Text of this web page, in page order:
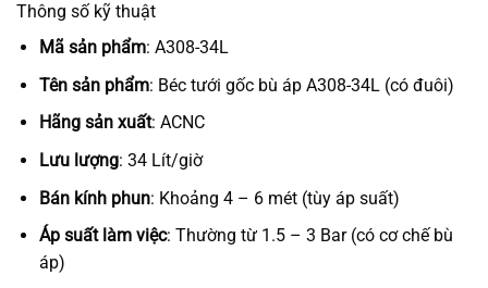
Thông số kỹ thuật
Mã sản phẩm: A308-34L
Tên sản phẩm: Béc tưới gốc bù áp A308-34L (có đuôi)
Hãng sản xuất: ACNC
Lưu lượng: 34 Lít/giờ
Bán kính phun: Khoảng 4 – 6 mét (tùy áp suất)
Áp suất làm việc: Thường từ 1.5 – 3 Bar (có cơ chế bù
áp)